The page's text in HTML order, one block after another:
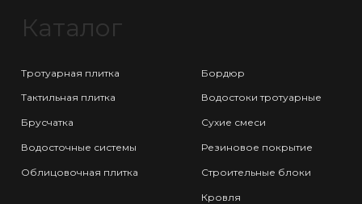
Каталог
Тротуарная плитка
Тактильная плитка
Брусчатка
Водосточные системы
Облицовочная плитка
Бордюр
Водостоки тротуарные
Сухие смеси
Резиновое покрытие
Строительные блоки
Кровля